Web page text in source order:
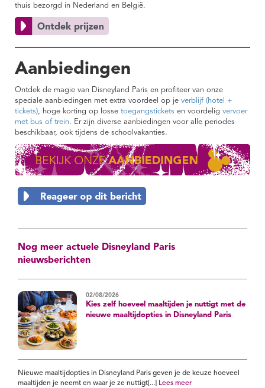
thuis bezorgd in Nederland en België.
Aanbiedingen
Ontdek de magie van Disneyland Paris en profiteer van onze
speciale aanbiedingen met extra voordeel op je verblijf (hotel +
tickets), hoge korting op losse toegangstickets en voordelig vervoer
met bus of trein. Er zijn diverse aanbiedingen voor alle periodes
beschikbaar, ook tijdens de schoolvakanties.
Nog meer actuele Disneyland Paris
nieuwsberichten
02/08/2026
Kies zelf hoeveel maaltijden je nuttigt met de
nieuwe maaltijdopties in Disneyland Paris
Nieuwe maaltijdopties in Disneyland Paris geven je de keuze hoeveel
maaltijden je neemt en waar je ze nuttigt[...]
Lees meer